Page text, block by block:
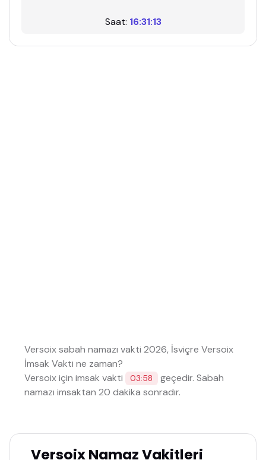
Saat: 16:31:13
Versoix sabah namazı vakti 2026, İsviçre Versoix
İmsak Vakti ne zaman?
Versoix için imsak vakti
03:58
geçedir. Sabah
namazı imsaktan 20 dakika sonradır.
Versoix Namaz Vakitleri